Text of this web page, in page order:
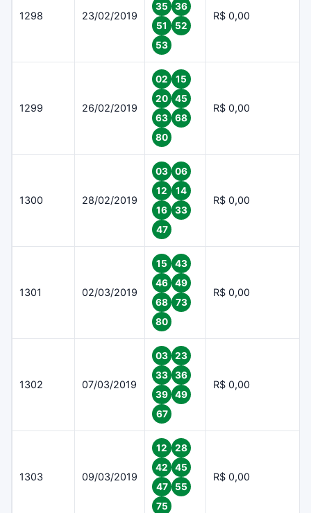
1298 23/02/2019
35
36
51
52
53
R$ 0,00
1299 26/02/2019
02
15
20
45
63
68
80
R$ 0,00
1300 28/02/2019
03
06
12
14
16
33
47
R$ 0,00
1301 02/03/2019
15
43
46
49
68
73
80
R$ 0,00
1302 07/03/2019
03
23
33
36
39
49
67
R$ 0,00
1303 09/03/2019
12
28
42
45
47
55
75
R$ 0,00